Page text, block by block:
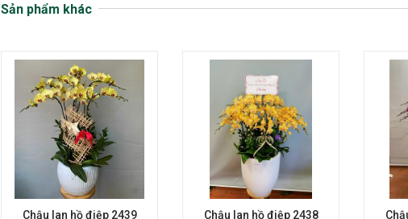
Sản phẩm khác
Chậu lan hồ điệp 2439 Chậu lan hồ điệp 2438